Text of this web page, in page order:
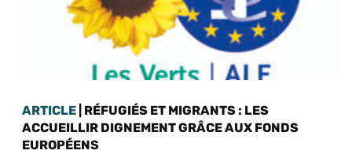
ARTICLE | RÉFUGIÉS ET MIGRANTS : LES
ACCUEILLIR DIGNEMENT GRÂCE AUX FONDS
EUROPÉENS